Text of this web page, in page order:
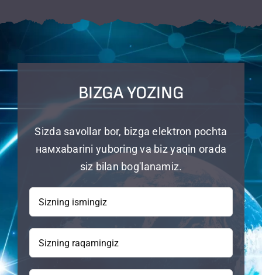
BIZGA YOZING
Sizda savollar bor, bizga elektron pochta
намxabarini yuboring va biz yaqin orada
siz bilan bog'lanamiz.